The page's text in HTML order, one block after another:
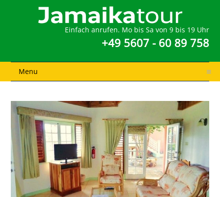
Einfach anrufen. Mo bis Sa von 9 bis 19 Uhr
+49 5607 - 60 89 758
Menu